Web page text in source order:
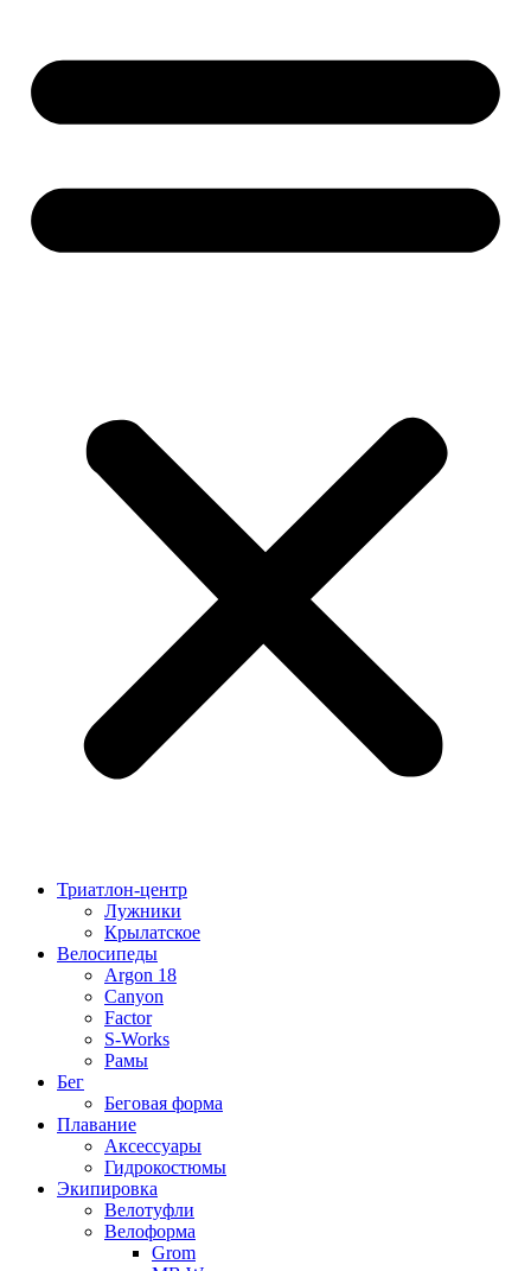
Триатлон-центр
Лужники
Крылатское
Велосипеды
Argon 18
Canyon
Factor
S-Works
Рамы
Бег
Беговая форма
Плавание
Аксессуары
Гидрокостюмы
Экипировка
Велотуфли
Велоформа
Grom